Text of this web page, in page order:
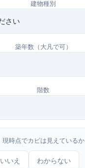
建物種別
築年数（大凡で可）
階数
現時点でカビは見えているか
いいえ わからない